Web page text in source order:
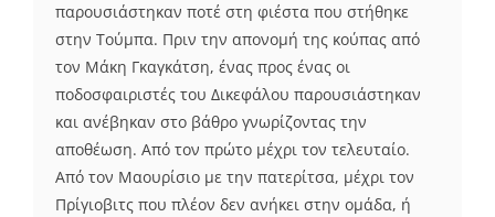
παρουσιάστηκαν ποτέ στη φιέστα που στήθηκε
στην Τούμπα. Πριν την απονομή της κούπας από
τον Μάκη Γκαγκάτση, ένας προς ένας οι
ποδοσφαιριστές του Δικεφάλου παρουσιάστηκαν
και ανέβηκαν στο βάθρο γνωρίζοντας την
αποθέωση. Από τον πρώτο μέχρι τον τελευταίο.
Από τον Μαουρίσιο με την πατερίτσα, μέχρι τον
Πρίγιοβιτς που πλέον δεν ανήκει στην ομάδα, ή